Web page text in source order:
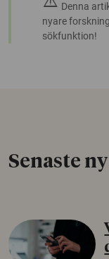
Denna
nyare
sökfunktion!
Senaste